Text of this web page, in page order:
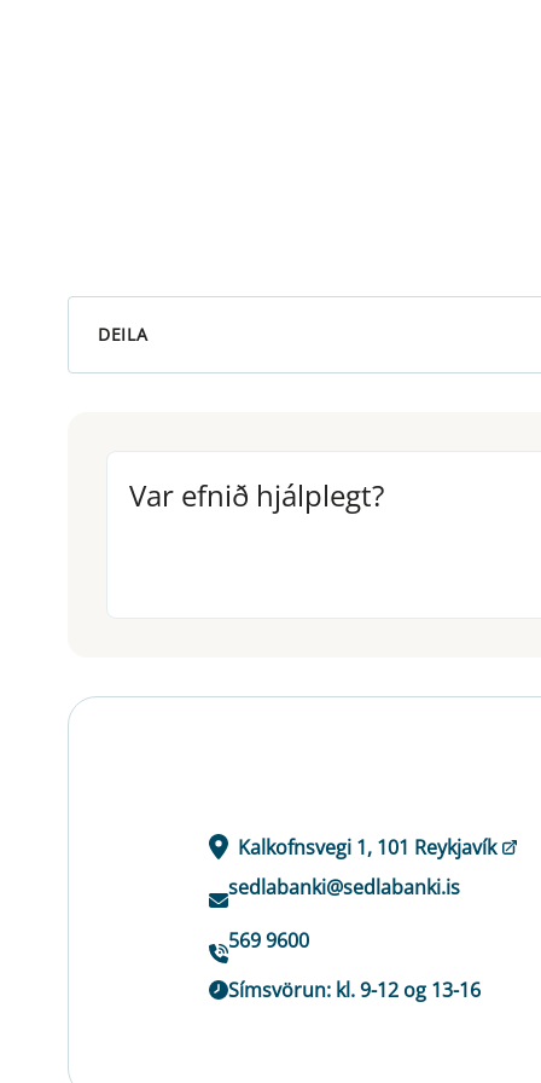
DEILA
Var efnið hjálplegt?
Var efnið hjálplegt?
Kalkofnsvegi 1, 101 Reykjavík
sedlabanki@sedlabanki.is
569 9600
Símsvörun: kl. 9-12 og 13-16